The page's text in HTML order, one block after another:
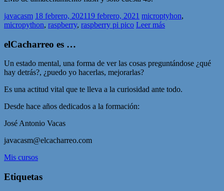
javacasm 18 febrero, 202119 febrero, 2021 microptyhon,
micropython, raspberry, raspberry pi pico Leer más
elCacharreo es …
Un estado mental, una forma de ver las cosas preguntándose ¿qué
hay detrás?, ¿puedo yo hacerlas, mejorarlas?
Es una actitud vital que te lleva a la curiosidad ante todo.
Desde hace años dedicados a la formación:
José Antonio Vacas
javacasm@elcacharreo.com
Mis cursos
Etiquetas